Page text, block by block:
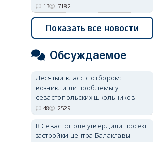
13 7182
Показать все новости
Обсуждаемое
Десятый класс с отбором:
возникли ли проблемы у
севастопольских школьников
48 2529
В Севастополе утвердили проект
застройки центра Балаклавы